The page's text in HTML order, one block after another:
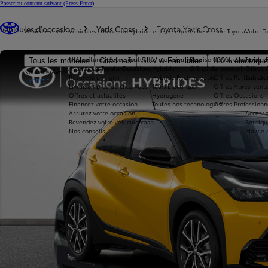
Passer au contenu suivant (Press Enter)
Véhicules neufs
Tous les modèles Citadines SUV & Familiales 100%
Nouvelle Aygo X
HYBRIDE
Véhicules d'occasion
Nos voitures d'occasion
Avantages Toyota Occasions
Réservez en ligne
Livraison près de chez vous
Offres et actualités
Financez votre occasion
Assurez votre occasion
Revendez votre véhicule cash
Nos conseils
Hybride et électrique
Toutes les motorisations
Hybride
Hybride Rechargeable
100% Électrique
Hydrogène
Toutes nos technologies
Acheter une Toyota
Reprise de votre voiture
Offres du moment
Offres Après-
Offres Occasions
Offres
Votre
Toyota
Offres
Ma vie
Véhicules d'occasion Yaris Cross Toyota Yaris Cross